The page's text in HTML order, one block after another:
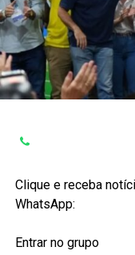
Clique e receba
WhatsApp:
Entrar no grupo